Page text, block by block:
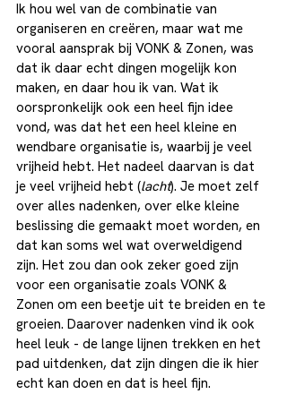
Ik hou wel van de combinatie van
organiseren en creëren, maar wat me
vooral aansprak bij VONK & Zonen, was
dat ik daar echt dingen mogelijk kon
maken, en daar hou ik van. Wat ik
oorspronkelijk ook een heel fijn idee
vond, was dat het een heel kleine en
wendbare organisatie is, waarbij je veel
vrijheid hebt. Het nadeel daarvan is dat
je veel vrijheid hebt (lacht). Je moet zelf
over alles nadenken, over elke kleine
beslissing die gemaakt moet worden, en
dat kan soms wel wat overweldigend
zijn. Het zou dan ook zeker goed zijn
voor een organisatie zoals VONK &
Zonen om een beetje uit te breiden en te
groeien. Daarover nadenken vind ik ook
heel leuk - de lange lijnen trekken en het
pad uitdenken, dat zijn dingen die ik hier
echt kan doen en dat is heel fijn.